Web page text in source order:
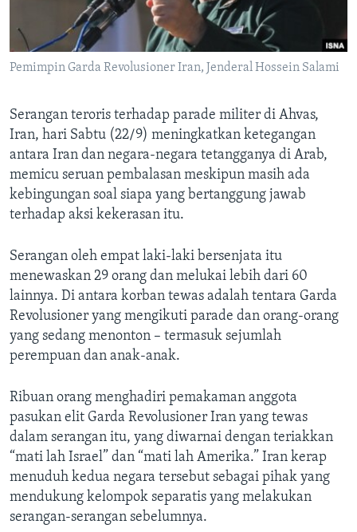
Pemimpin Garda Revolusioner Iran, Jenderal Hossein Salami
Serangan teroris terhadap parade militer di Ahvas,
Iran, hari Sabtu (22/9) meningkatkan ketegangan
antara Iran dan negara-negara tetangganya di Arab,
memicu seruan pembalasan meskipun masih ada
kebingungan soal siapa yang bertanggung jawab
terhadap aksi kekerasan itu.
Serangan oleh empat laki-laki bersenjata itu
menewaskan 29 orang dan melukai lebih dari 60
lainnya. Di antara korban tewas adalah tentara Garda
Revolusioner yang mengikuti parade dan orang-orang
yang sedang menonton – termasuk sejumlah
perempuan dan anak-anak.
Ribuan orang menghadiri pemakaman anggota
pasukan elit Garda Revolusioner Iran yang tewas
dalam serangan itu, yang diwarnai dengan teriakkan
“mati lah Israel” dan “mati lah Amerika.” Iran kerap
menuduh kedua negara tersebut sebagai pihak yang
mendukung kelompok separatis yang melakukan
serangan-serangan sebelumnya.